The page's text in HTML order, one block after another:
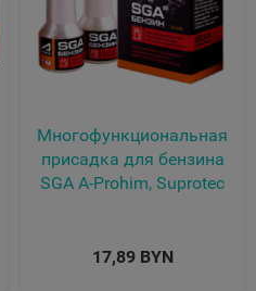
Многофункциональная
присадка для бензина
SGA A-Prohim, Suprotec
17,89 BYN